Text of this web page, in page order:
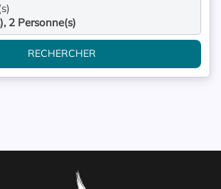
2 Personne(s)
RECHERCHER